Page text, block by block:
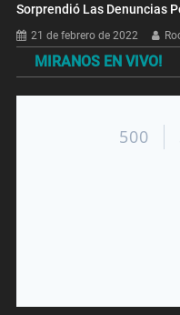
Sorprendió Las Denuncias
21 de febrero de 2022
MIRANOS EN VIVO!